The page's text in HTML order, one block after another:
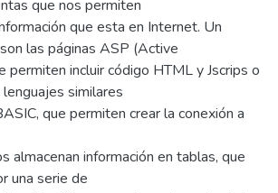
que nos permiten
que esta en Internet. Un
las páginas ASP (Active
permiten incluir código HTML y Jscrips o
similares
que permiten crear la conexión a
almacenan información en tablas, que
una serie de